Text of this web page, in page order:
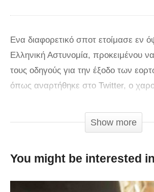
Ενα διαφορετικό σποτ ετοίμασε εν
Ελληνική Αστυνομία, προκειμένου
τους οδηγούς για την έξοδο των
όπως αναρτήθηκε στο Twitter, ο
στην πλατεία ενός χωριού με
διοικητής βλέπει τις κλήσεις της
γεμίσει με… φατσούλες. «Φατσούλες
Show more
You might be interested in